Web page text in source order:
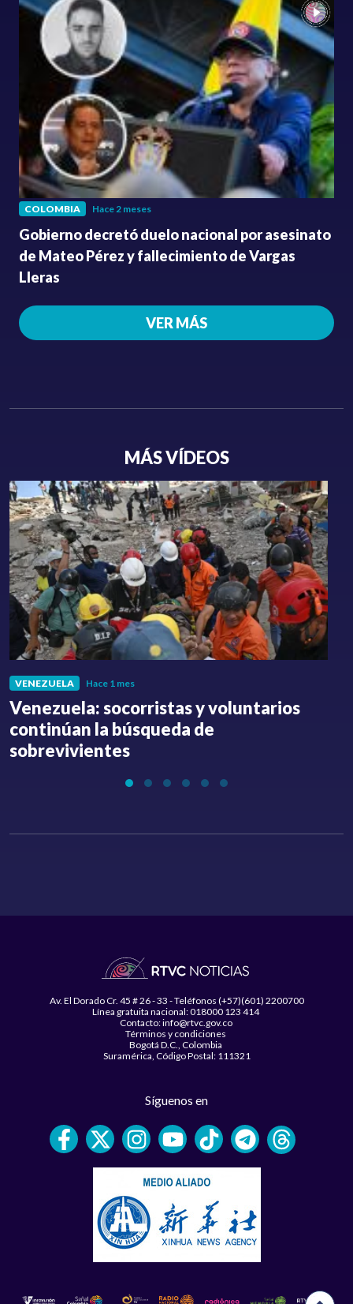
COLOMBIA Hace 2 meses
Gobierno decretó duelo nacional por asesinato
de Mateo Pérez y fallecimiento de Vargas
Lleras
VER MÁS
MÁS VÍDEOS
VENEZUELA Hace 1 mes
Venezuela: socorristas y voluntarios
continúan la búsqueda de
sobrevivientes
Av. El Dorado Cr. 45 # 26 - 33 - Teléfonos (+57)(601) 2200700
Línea gratuita nacional: 018000 123 414
Contacto: info@rtvc.gov.co
Términos y condiciones
Bogotá D.C., Colombia
Suramérica, Código Postal: 111321
Síguenos en